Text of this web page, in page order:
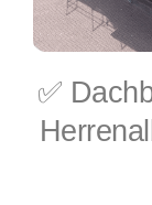
✅